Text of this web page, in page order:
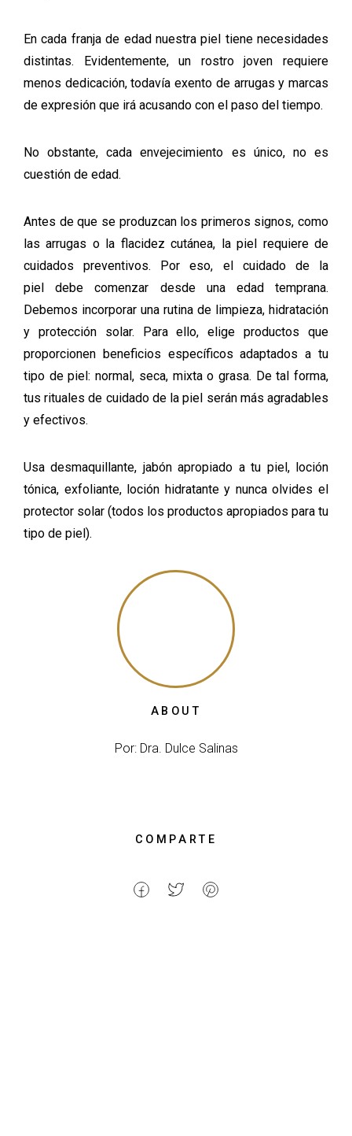
En cada franja de edad nuestra piel tiene necesidades
distintas. Evidentemente, un rostro joven requiere
menos dedicación, todavía exento de arrugas y marcas
de expresión que irá acusando con el paso del tiempo.
No obstante, cada envejecimiento es único, no es
cuestión de edad.
Antes de que se produzcan los primeros signos, como
las arrugas o la flacidez cutánea, la piel requiere de
cuidados preventivos. Por eso, el cuidado de la
piel debe comenzar desde una edad temprana.
Debemos incorporar una rutina de limpieza, hidratación
y protección solar. Para ello, elige productos que
proporcionen beneficios específicos adaptados a tu
tipo de piel: normal, seca, mixta o grasa. De tal forma,
tus rituales de cuidado de la piel serán más agradables
y efectivos.
Usa desmaquillante, jabón apropiado a tu piel, loción
tónica, exfoliante, loción hidratante y nunca olvides el
protector solar (todos los productos apropiados para tu
tipo de piel).
ABOUT
Por: Dra. Dulce Salinas
COMPARTE